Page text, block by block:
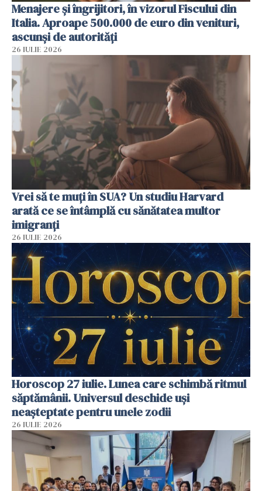
Menajere și îngrijitori, în vizorul Fiscului din
Italia. Aproape 500.000 de euro din venituri,
ascunși de autorități
26 IULIE 2026
Vrei să te muți în SUA? Un studiu Harvard
arată ce se întâmplă cu sănătatea multor
imigranți
26 IULIE 2026
Horoscop 27 iulie. Lunea care schimbă ritmul
săptămânii. Universul deschide uși
neașteptate pentru unele zodii
26 IULIE 2026